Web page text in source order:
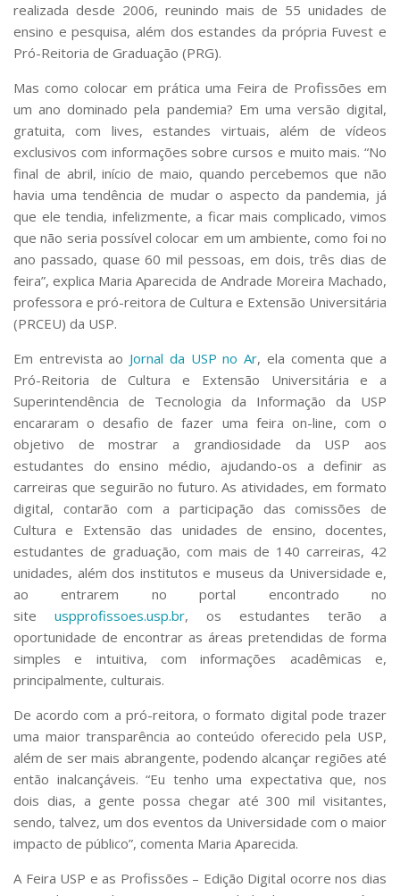
realizada desde 2006, reunindo mais de 55 unidades de
ensino e pesquisa, além dos estandes da própria Fuvest e
Pró-Reitoria de Graduação (PRG).
Mas como colocar em prática uma Feira de Profissões em
um ano dominado pela pandemia? Em uma versão digital,
gratuita, com lives, estandes virtuais, além de vídeos
exclusivos com informações sobre cursos e muito mais. “No
final de abril, início de maio, quando percebemos que não
havia uma tendência de mudar o aspecto da pandemia, já
que ele tendia, infelizmente, a ficar mais complicado, vimos
que não seria possível colocar em um ambiente, como foi no
ano passado, quase 60 mil pessoas, em dois, três dias de
feira”, explica Maria Aparecida de Andrade Moreira Machado,
professora e pró-reitora de Cultura e Extensão Universitária
(PRCEU) da USP.
Em entrevista ao Jornal da USP no Ar, ela comenta que a
Pró-Reitoria de Cultura e Extensão Universitária e a
Superintendência de Tecnologia da Informação da USP
encararam o desafio de fazer uma feira on-line, com o
objetivo de mostrar a grandiosidade da USP aos
estudantes do ensino médio, ajudando-os a definir as
carreiras que seguirão no futuro. As atividades, em formato
digital, contarão com a participação das comissões de
Cultura e Extensão das unidades de ensino, docentes,
estudantes de graduação, com mais de 140 carreiras, 42
unidades, além dos institutos e museus da Universidade e,
ao entrarem no portal encontrado no
site uspprofissoes.usp.br, os estudantes terão a
oportunidade de encontrar as áreas pretendidas de forma
simples e intuitiva, com informações acadêmicas e,
principalmente, culturais.
De acordo com a pró-reitora, o formato digital pode trazer
uma maior transparência ao conteúdo oferecido pela USP,
além de ser mais abrangente, podendo alcançar regiões até
então inalcançáveis. “Eu tenho uma expectativa que, nos
dois dias, a gente possa chegar até 300 mil visitantes,
sendo, talvez, um dos eventos da Universidade com o maior
impacto de público”, comenta Maria Aparecida.
A Feira USP e as Profissões – Edição Digital ocorre nos dias